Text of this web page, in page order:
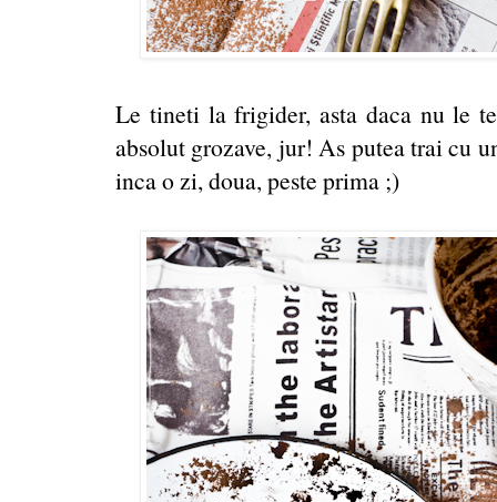
Le tineti la frigider, asta daca nu le
absolut grozave, jur! As putea trai cu
inca o zi, doua, peste prima ;)